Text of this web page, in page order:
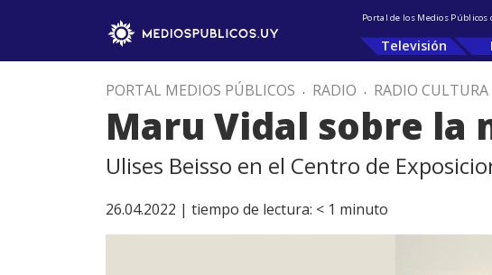
Portal de los Medios
Televisión
PORTAL MEDIOS PÚBLICOS . RADIO . RADIO CULTURA
Maru Vidal sobre la
Ulises Beisso en el Centro de
26.04.2022 | tiempo de lectura: < 1 minuto